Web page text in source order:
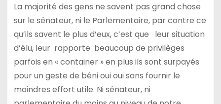
La majorité des gens ne savent pas grand chose
sur le sénateur, ni le Parlementaire, par contre ce
qu’ils savent le plus d’eux, c’est que leur situation
d’élu, leur rapporte beaucoup de privilèges
parfois en « container » en plus ils sont surpayés
pour un geste de béni oui oui sans fournir le
moindres effort utile. Ni sénateur, ni